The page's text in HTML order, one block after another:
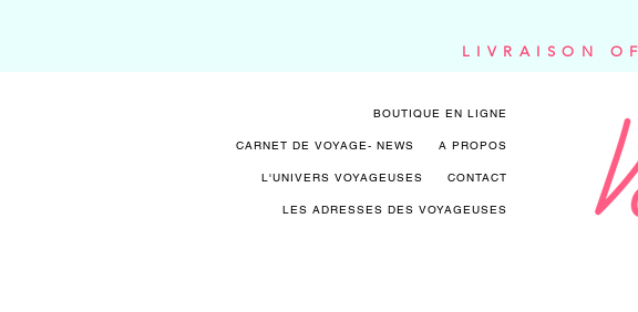
LIVRAISON
BOUTIQUE EN LIGNE
CARNET DE VOYAGE- NEWS A PROPOS
L'UNIVERS VOYAGEUSES CONTACT
LES ADRESSES DES VOYAGEUSES